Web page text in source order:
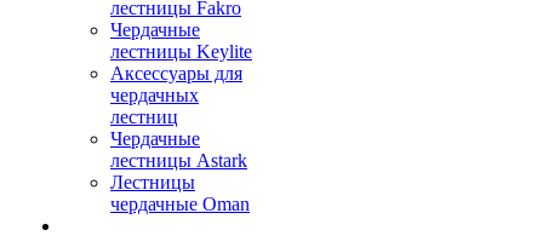
лестницы Fakro
Чердачные
лестницы Keylite
Аксессуары для
чердачных
лестниц
Чердачные
лестницы Astark
Лестницы
чердачные Oman